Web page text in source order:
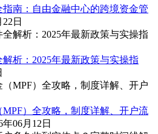
南：自由金融中心的跨境资金管
日
析：2025年最新政策与实操指
MPF）全攻略，制度详解、开户流
年06月12日